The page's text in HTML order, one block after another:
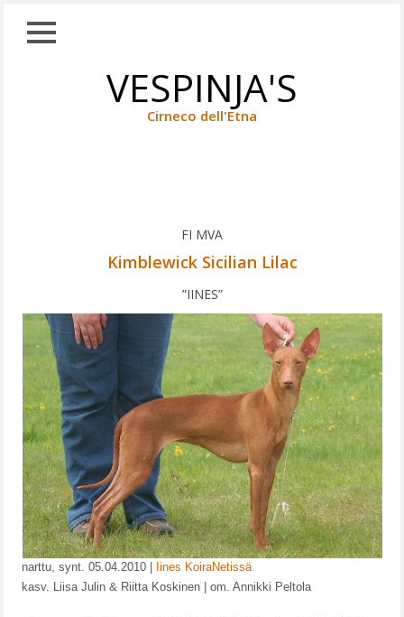
VESPINJA'S
Cirneco dell'Etna
Close
TULEVAISUUDEN
TOIVOT
TUONNIT
JALOSTUSLAINAT
VALIOT
TERVEYSTULOKSET
MUISTOISSA
PENTUEET
FI MVA
Kimblewick Sicilian Lilac
”IINES”
narttu, synt. 05.04.2010 |
Iines KoiraNetissä
kasv. Liisa Julin & Riitta Koskinen | om. Annikki Peltola